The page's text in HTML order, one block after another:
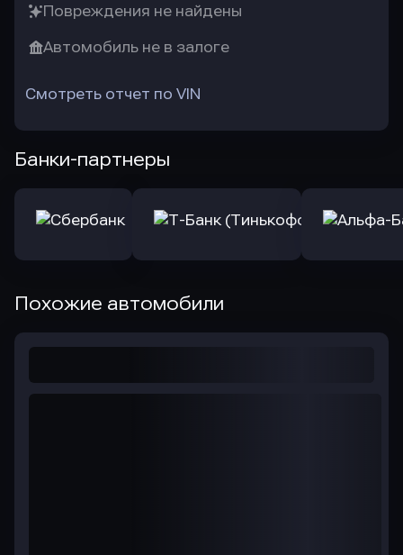
Повреждения не найдены
Автомобиль не в залоге
Смотреть отчет по VIN
Банки-партнеры
Похожие автомобили